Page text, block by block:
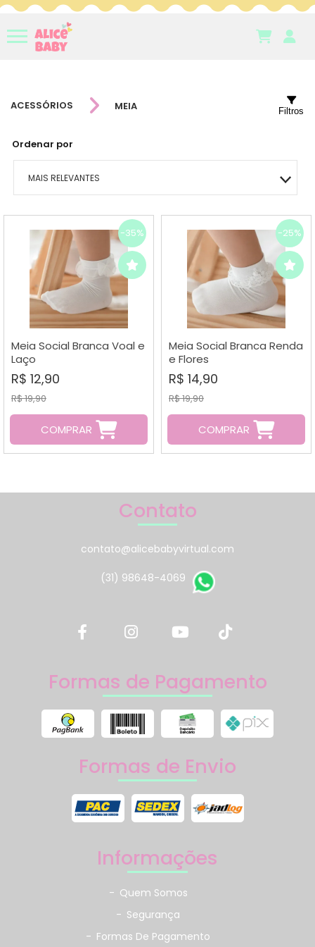
ACESSÓRIOS MEIA
Ordenar por
MAIS RELEVANTES
MAIS VENDIDOS
MENOR PREÇO
MAIOR PREÇO
A - Z
Filtros
-35%
Meia Social Branca Voal e
Laço
R$ 12,90
R$ 19,90
COMPRAR
-25%
Meia Social Branca Renda
e Flores
R$ 14,90
R$ 19,90
COMPRAR
Contato
contato@alicebabyvirtual.com
(31) 98648-4069
Formas de Pagamento
Formas de Envio
Informações
- Quem Somos
- Segurança
- Formas De Pagamento